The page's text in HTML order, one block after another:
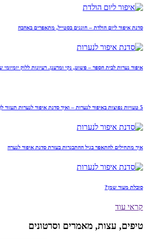
סדנת איפור ליום הולדת – חוגגים בסטייל, מתאפרים באהבה
איפור נערות לבית הספר – פשוט, נקי ומרענן. רעיונות ללוק
5 טעויות נפוצות באיפור לנערות – ואיך סדנת איפור לנערות תעזור לך להימנע מהן
איך מתחילים להתאפר בגיל ההתבגרות בעזרת סדנת איפור לנערה
סובלת מעור שמן?
קראי עוד
טיפים, עצות, מאמרים וסרטונים